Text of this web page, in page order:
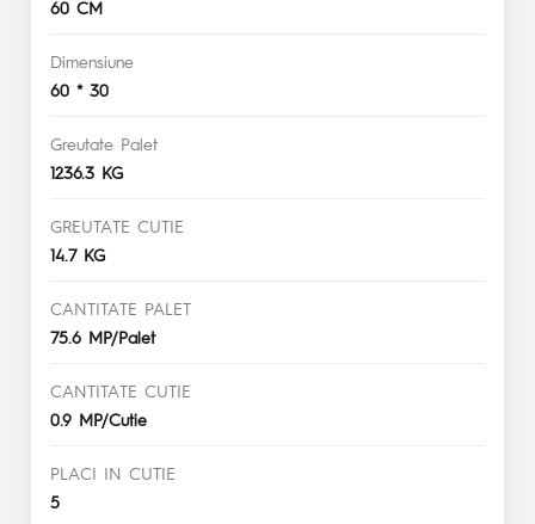
60 CM
Dimensiune
60 * 30
Greutate Palet
1236.3 KG
GREUTATE CUTIE
14.7 KG
CANTITATE PALET
75.6 MP/Palet
CANTITATE CUTIE
0.9 MP/Cutie
PLACI IN CUTIE
5